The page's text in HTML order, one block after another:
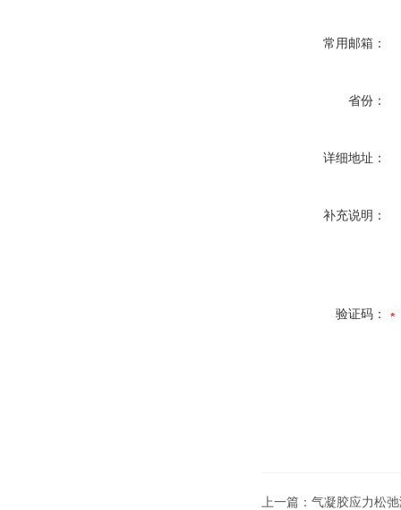
常用邮箱：
省份：
详细地址：
补充说明：
验证码：
上一篇： 气凝胶应力松